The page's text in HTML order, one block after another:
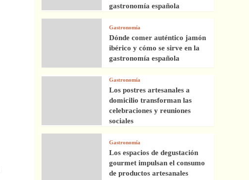
gastronomía española
Gastronomía
Dónde comer auténtico jamón
ibérico y cómo se sirve en la
gastronomía española
Gastronomía
Los postres artesanales a
domicilio transforman las
celebraciones y reuniones
sociales
Gastronomía
Los espacios de degustación
gourmet impulsan el consumo
de productos artesanales